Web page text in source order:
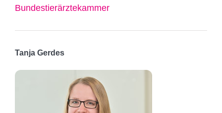
Bundestierärztekammer
Tanja Gerdes